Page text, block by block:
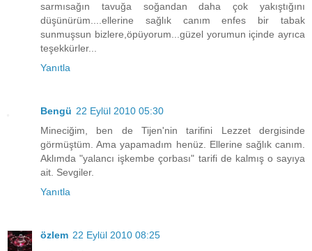
sarmısağın tavuğa soğandan daha çok yakıştığını
düşünürüm....ellerine sağlık canım enfes bir tabak
sunmuşsun bizlere,öpüyorum...güzel yorumun içinde ayrıca
teşekkürler...
Yanıtla
Bengü 22 Eylül 2010 05:30
Mineciğim, ben de Tijen'nin tarifini Lezzet dergisinde
görmüştüm. Ama yapamadım henüz. Ellerine sağlık canım.
Aklımda "yalancı işkembe çorbası" tarifi de kalmış o sayıya
ait. Sevgiler.
Yanıtla
özlem 22 Eylül 2010 08:25